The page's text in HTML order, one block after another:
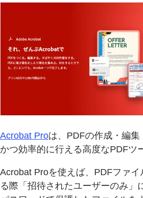
Acrobat Proは、PDFの作成・編
かつ効率的に行える高度なPDFツ
Acrobat Proを使えば、PDFファ
る際「招待されたユーザーのみ」